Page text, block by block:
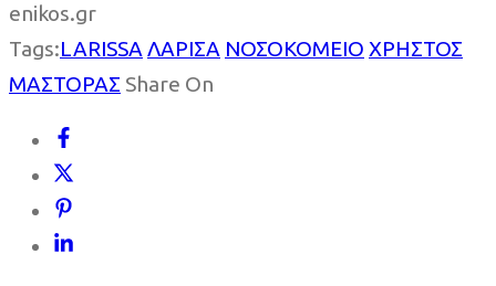
enikos.gr
Tags:LARISSA ΛΑΡΙΣΑ ΝΟΣΟΚΟΜΕΙΟ ΧΡΗΣΤΟΣ
ΜΑΣΤΟΡΑΣ Share On